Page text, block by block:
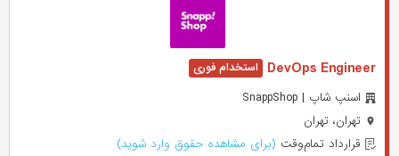
DevOps Engineer
اسنپ شاپ | SnappShop
تهران، تهران
قرارداد تمام‌وقت (برای مشاهده حقوق وارد شوید)